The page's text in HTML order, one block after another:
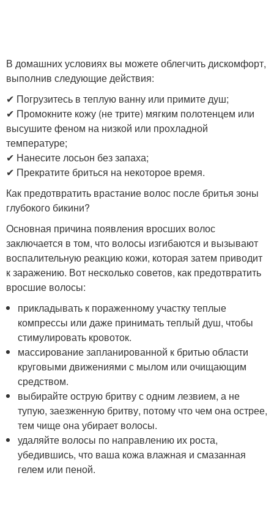
В домашних условиях вы можете облегчить дискомфорт,
выполнив следующие действия:
✔ Погрузитесь в теплую ванну или примите душ;
✔ Промокните кожу (не трите) мягким полотенцем или
высушите феном на низкой или прохладной
температуре;
✔ Нанесите лосьон без запаха;
✔ Прекратите бриться на некоторое время.
Как предотвратить врастание волос после бритья зоны
глубокого бикини?
Основная причина появления вросших волос
заключается в том, что волосы изгибаются и вызывают
воспалительную реакцию кожи, которая затем приводит
к заражению. Вот несколько советов, как предотвратить
вросшие волосы:
прикладывать к пораженному участку теплые
компрессы или даже принимать теплый душ, чтобы
стимулировать кровоток.
массирование запланированной к бритью области
круговыми движениями с мылом или очищающим
средством.
выбирайте острую бритву с одним лезвием, а не
тупую, заезженную бритву, потому что чем она острее,
тем чище она убирает волосы.
удаляйте волосы по направлению их роста,
убедившись, что ваша кожа влажная и смазанная
гелем или пеной.